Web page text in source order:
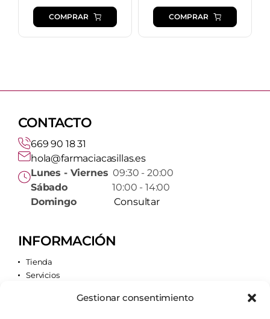
Gestionar consentimiento
COMPRAR COMPRAR
CONTACTO
669 90 18 31
hola@farmaciacasillas.es
Lunes - Viernes 09:30 - 20:00
Sábado10:00 - 14:00
Domingo
Consultar
INFORMACIÓN
Tienda
Servicios
Quiénes somos